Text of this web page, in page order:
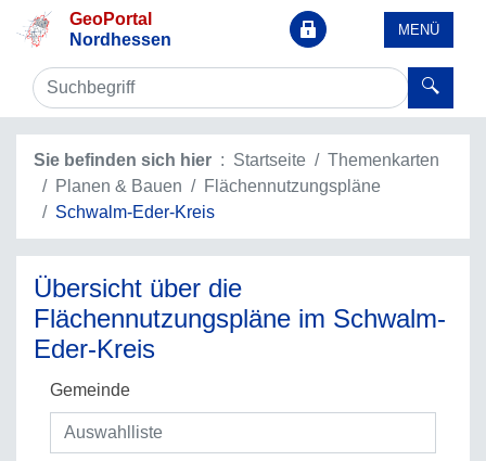
GeoPortal
Nordhessen
MENÜ
Sie befinden sich hier Startseite
Themenkarten
Planen & Bauen
Flächennutzungspläne
Schwalm-Eder-Kreis
Übersicht über die
Flächennutzungspläne im Schwalm-
Eder-Kreis
Gemeinde